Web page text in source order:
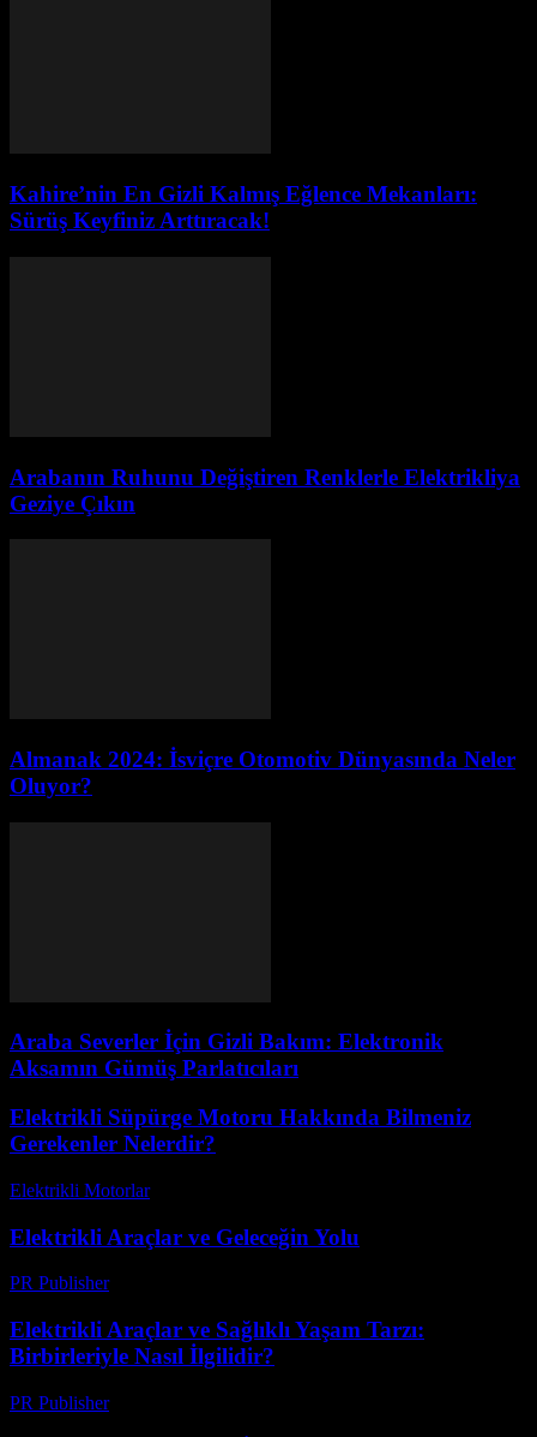
Kahire’nin En Gizli Kalmış Eğlence Mekanları:
Sürüş Keyfiniz Arttıracak!
Arabanın Ruhunu Değiştiren Renklerle Elektrikliya
Geziye Çıkın
Almanak 2024: İsviçre Otomotiv Dünyasında Neler
Oluyor?
Araba Severler İçin Gizli Bakım: Elektronik
Aksamın Gümüş Parlatıcıları
Elektrikli Süpürge Motoru Hakkında Bilmeniz
Gerekenler Nelerdir?
Elektrikli Motorlar-
Elektrikli Araçlar ve Geleceğin Yolu
PR Publisher-
Elektrikli Araçlar ve Sağlıklı Yaşam Tarzı:
Birbirleriyle Nasıl İlgilidir?
PR Publisher-